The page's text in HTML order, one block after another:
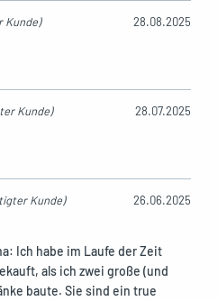
Kunde) 28.08.2025
Kunde) 28.07.2025
Kunde) 26.06.2025
Ich habe im Laufe der Zeit
als ich zwei große (und
baute. Sie sind ein true